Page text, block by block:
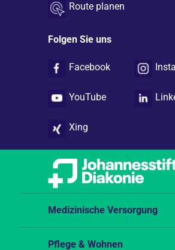
Route planen
Folgen Sie uns
Facebook
YouTube
Xing
Medizinische Versorgung
Pflege & Wohnen